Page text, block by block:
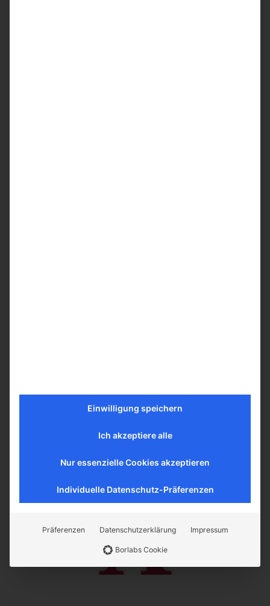
Einwilligung speichern
Ich akzeptiere alle
Nur essenzielle Cookies akzeptieren
Individuelle Datenschutz-Präferenzen
Präferenzen Datenschutzerklärung Impressum
Borlabs Cookie